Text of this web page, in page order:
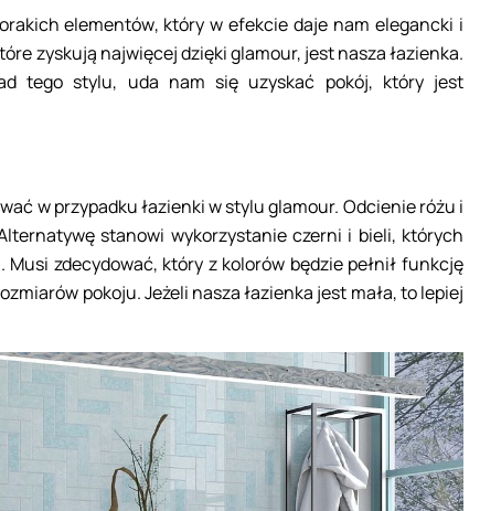
elementów, który w efekcie daje nam elegancki i
zyskują najwięcej dzięki glamour, jest nasza łazienka.
tego stylu, uda nam się uzyskać pokój, który jest
w przypadku łazienki w stylu glamour. Odcienie różu i
stanowi wykorzystanie czerni i bieli, których
zdecydować, który z kolorów będzie pełnił funkcję
pokoju. Jeżeli nasza łazienka jest mała, to lepiej